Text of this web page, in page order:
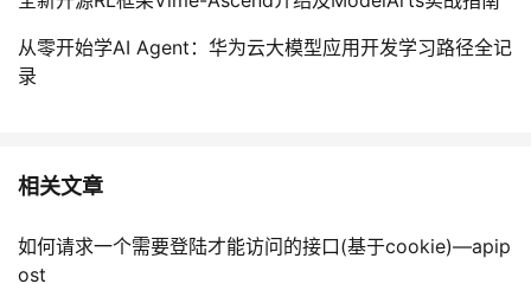
从零开始学AI Agent：华为云大模型应用开发学习路径全记
录
相关文章
如何请求一个需要登陆才能访问的接口(基于cookie)—apip
ost